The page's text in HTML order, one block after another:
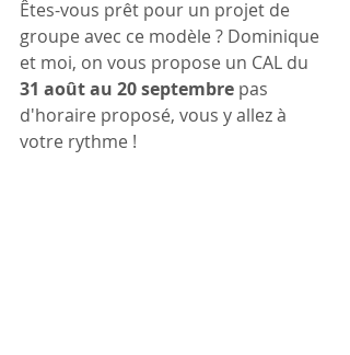
Êtes-vous prêt pour un projet de
groupe avec ce modèle ? Dominique
et moi, on vous propose un CAL du
31 août au 20 septembre pas
d'horaire proposé, vous y allez à
votre rythme !